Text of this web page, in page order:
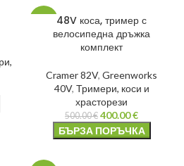
48V коса, тример с
велосипедна дръжка
комплект
Cramer 82V, Greenworks
40V, Тримери, коси и
храсторези
500.00€ 400.00€
БЪРЗА ПОРЪЧКА